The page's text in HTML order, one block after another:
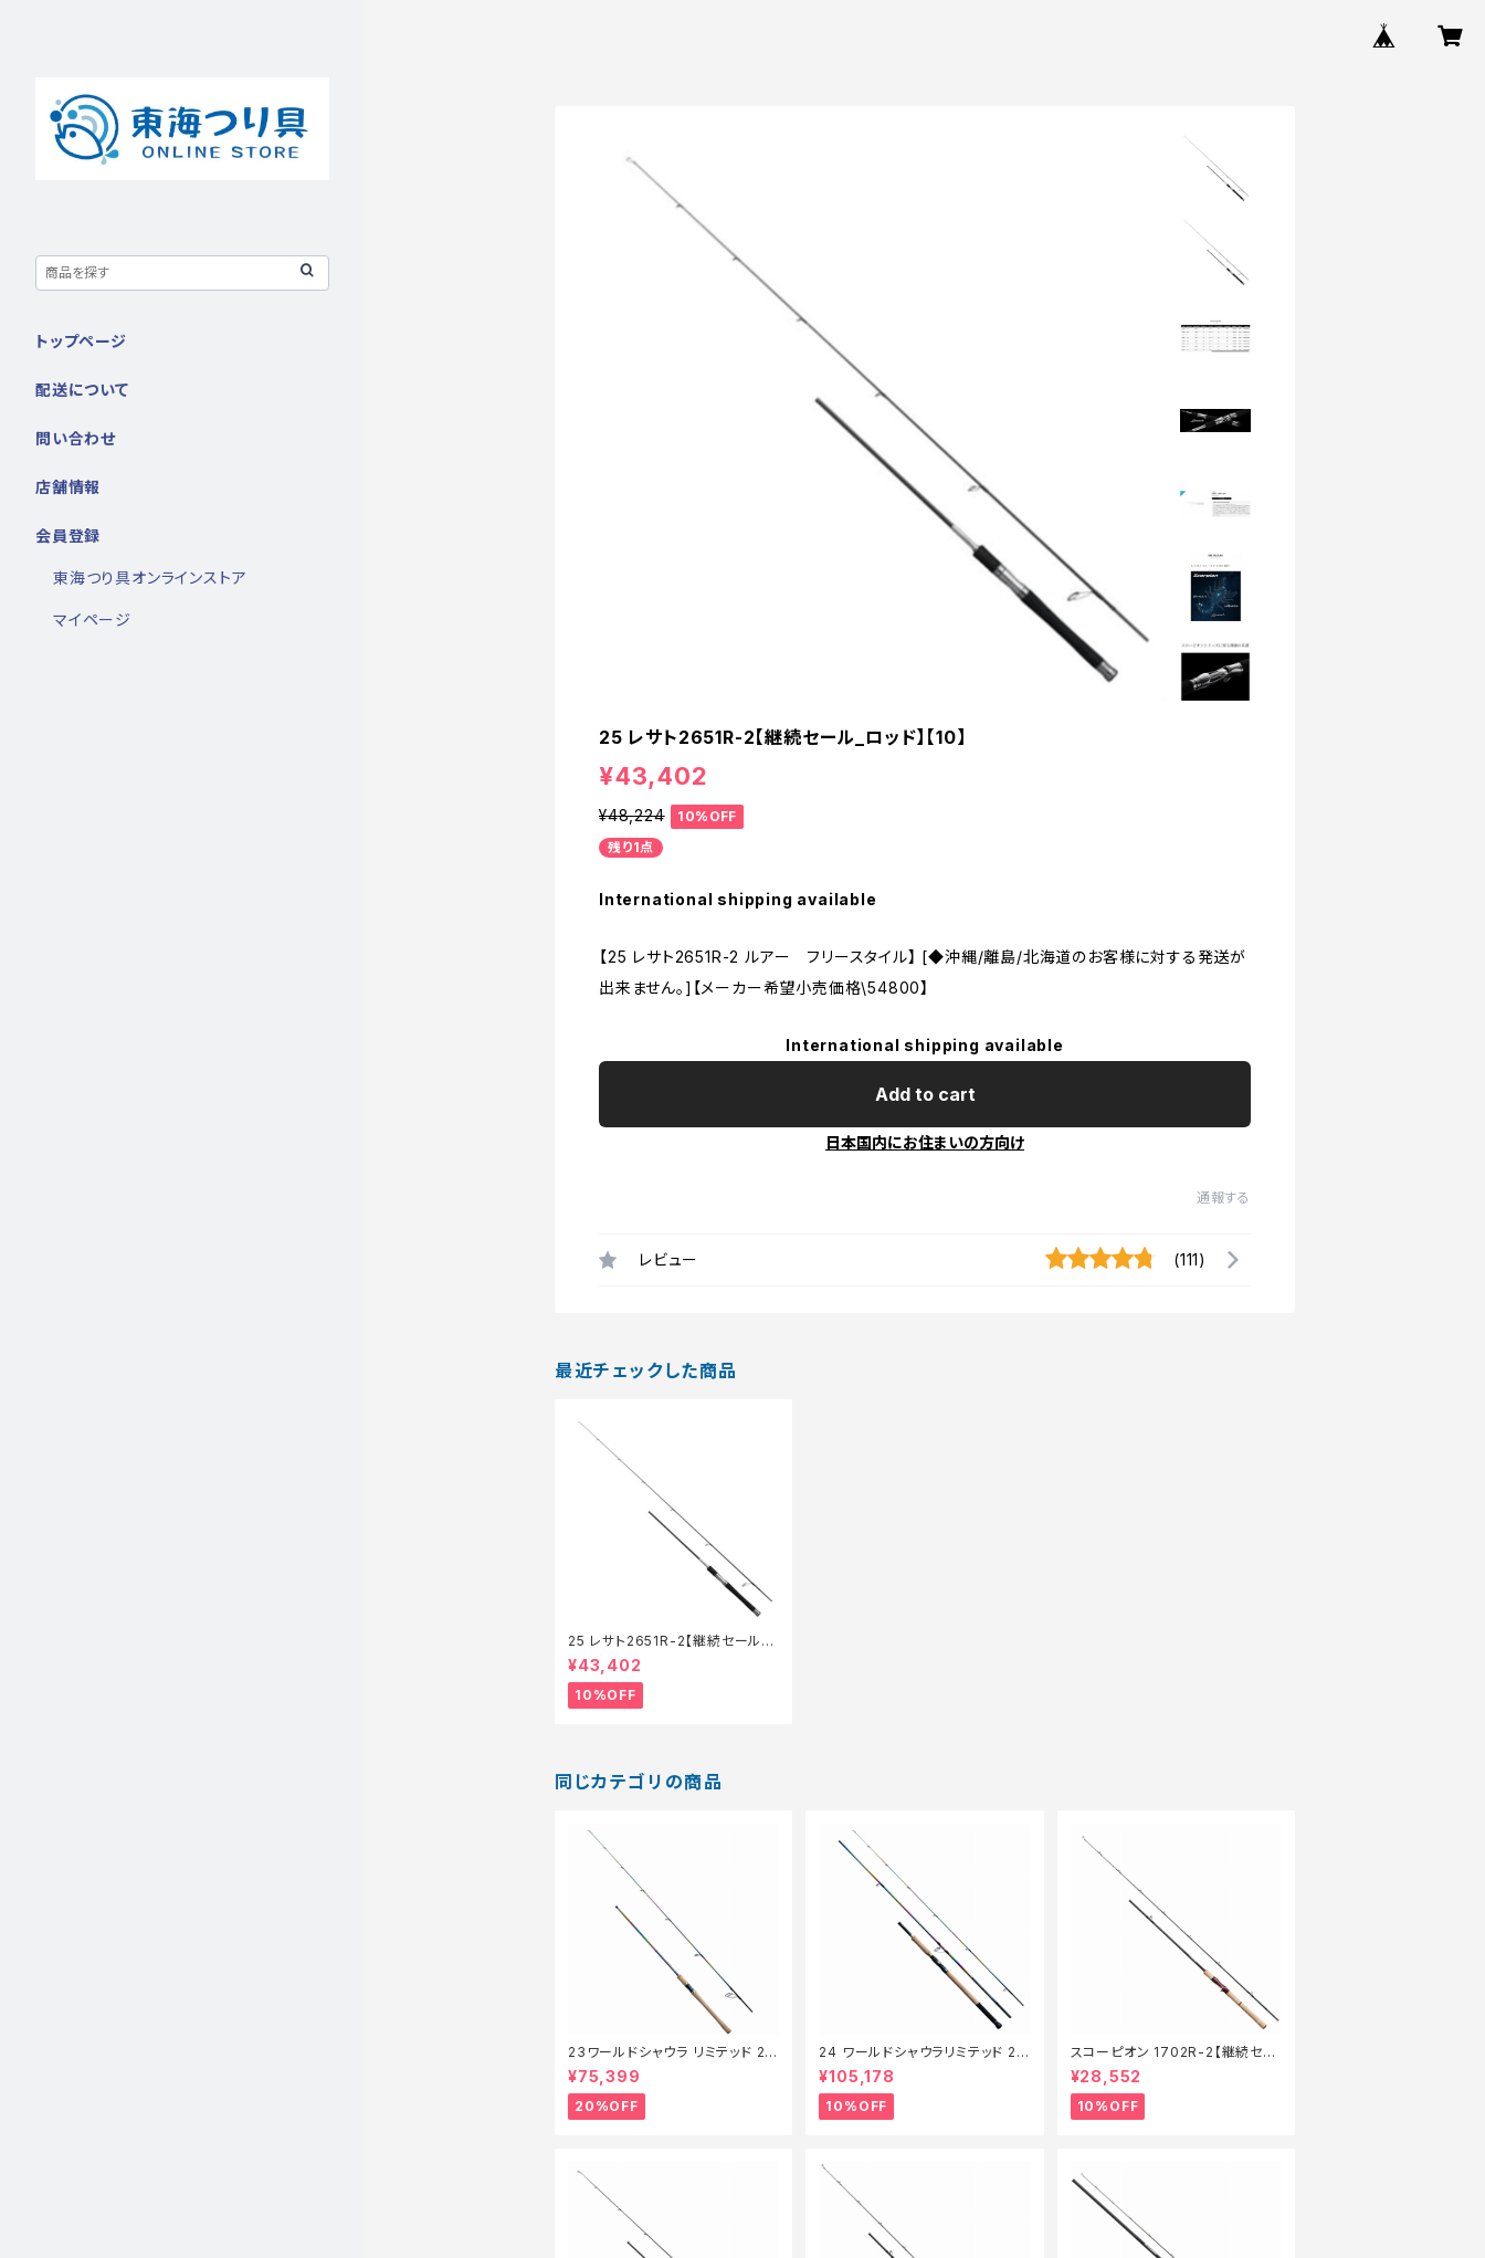
25 レサト2651R-2【継続セール_ロッド】【10】
¥43,402
¥48,224
10%OFF
残り1点
International shipping available
【25 レサト2651R-2 ルアー フリースタイル】 [◆沖縄/離島/北海道のお客様に対する発送が
出来ません。]【メーカー希望小売価格\54800】
International shipping available
Add to cart
日本国内にお住まいの方向け
通報する
レビュー (111)
最近チェックした商品
25 レサト2651R-2【継続セール_
ロッド】【10】
¥43,402
10%OFF
同じカテゴリの商品
23ワールドシャウラ リミテッド 27
03R‐2【特価竿】【20】
¥75,399
20%OFF
24 ワールドシャウラリミテッド 21
053R-3【継続セール_ロッド】【1
0】
¥105,178
10%OFF
スコーピオン 1702R-2【継続セー
ル_ロッド】【10】
¥28,552
10%OFF
トップページ
配送について
問い合わせ
店舗情報
会員登録
東海つり具オンラインストア
マイページ